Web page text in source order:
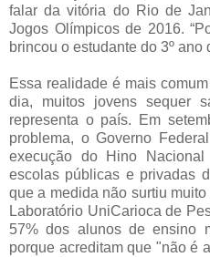
falar da vitória do Rio de
Jogos Olímpicos de 2016.
brincou o estudante do 3º ano
Essa realidade é mais
dia, muitos jovens sequer
representa o país. Em
problema, o Governo
execução do Hino
escolas públicas e privadas
que a medida não surtiu
Laboratório UniCarioca de
57% dos alunos de ensino
porque acreditam que "não é